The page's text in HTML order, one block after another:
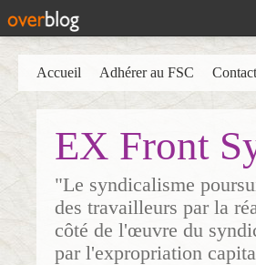
EX Front
"Le syndicalisme
des travailleurs par la
côté de l'œuvre du
par l'expropriation
Accueil Adhérer au FSC Contact